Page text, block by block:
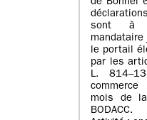
de Bonnel
sont à
le portail
par les
L.
mois de
BODACC.